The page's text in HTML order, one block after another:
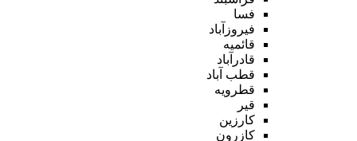
فسا
فیروزآباد
قائمیه
قادرآباد
قطب آباد
قطرویه
قیر
کارزین
کازرون